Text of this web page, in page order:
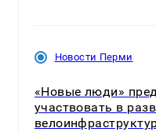
Новости Перми
«Новые люди»
участвовать в